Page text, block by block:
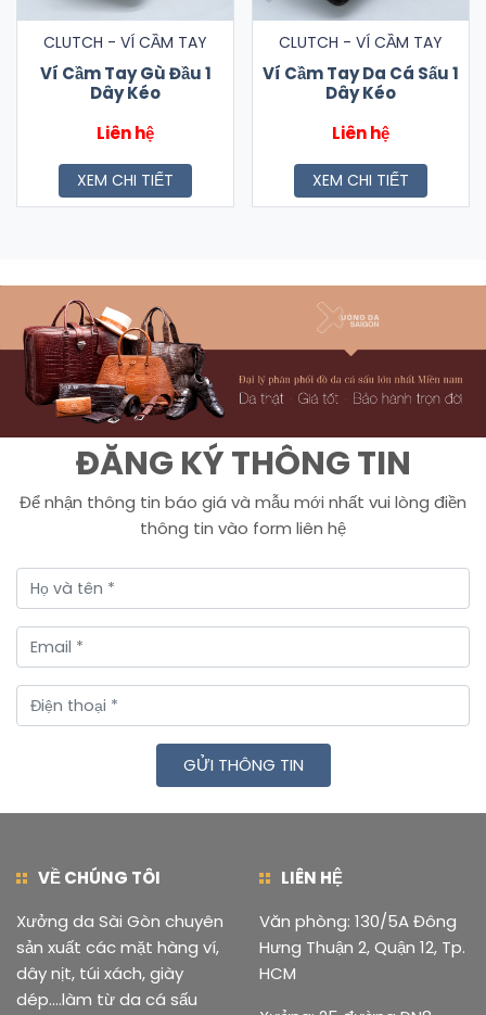
CLUTCH - VÍ CẦM TAY
Ví Cầm Tay Gù Đầu 1
Dây Kéo
Liên hệ
XEM CHI TIẾT
CLUTCH - VÍ CẦM TAY
Ví Cầm Tay Da Cá Sấu 1
Dây Kéo
Liên hệ
XEM CHI TIẾT
ĐĂNG KÝ THÔNG TIN
Để nhận thông tin báo giá và mẫu mới nhất vui lòng điền
thông tin vào form liên hệ
GỬI THÔNG TIN
VỀ CHÚNG TÔI
Xưởng da Sài Gòn chuyên
sản xuất các mặt hàng ví,
dây nịt, túi xách, giày
dép....làm từ da cá sấu
LIÊN HỆ
Văn phòng: 130/5A Đông
Hưng Thuận 2, Quận 12, Tp.
HCM